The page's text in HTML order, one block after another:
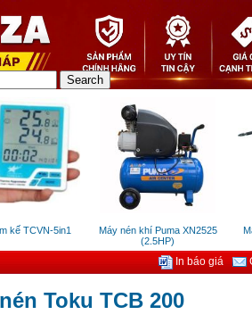
TCVN-5in1
Máy nén khí Puma XN2525
(2.5HP)
In báo giá
Toku TCB 200